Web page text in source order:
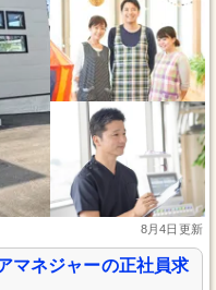
8月4日更新
マネジャーの正社員求